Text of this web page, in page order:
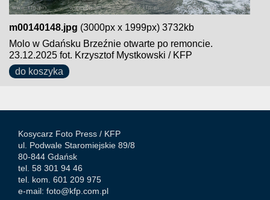
m00140148.jpg (3000px x 1999px) 3732kb
Molo w Gdańsku Brzeźnie otwarte po remoncie.
23.12.2025 fot. Krzysztof Mystkowski / KFP
do koszyka
Kosycarz Foto Press / KFP
ul. Podwale Staromiejskie 89/8
80-844 Gdańsk
tel. 58 301 94 46
tel. kom. 601 209 975
e-mail: foto@kfp.com.pl